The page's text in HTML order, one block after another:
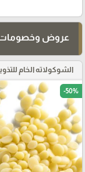
عروض وخصومات
الشوكولاته الخام
-50%